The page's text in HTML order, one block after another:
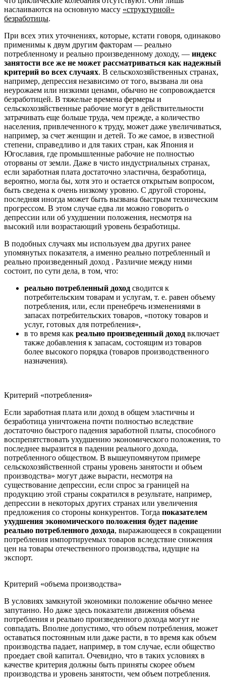
наслаиваются на основную массу «структурной»
безработицы.
При всех этих уточнениях, которые, кстати говоря, одинаково
применимы к двум другим факторам — реально
потребленному и реально произведенному доходу, — индекс
занятости все же не может рассматриваться как надежный
критерий во всех случаях. В сельскохозяйственных странах,
например, депрессия независимо от того, вызвана ли она
неурожаем или низкими ценами, обычно не сопровождается
безработицей. В тяжелые времена фермеры и
сельскохозяйственные рабочие могут в действительности
затрачивать еще больше труда, чем прежде, а количество
населения, привлеченного к труду, может даже увеличиваться,
например, за счет женщин и детей. То же самое, в известной
степени, справедливо и для таких стран, как Япония и
Югославия, где промышленные рабочие не полностью
оторваны от земли. Даже в чисто индустриальных странах,
если заработная плата достаточно эластична, безработица,
вероятно, могла бы, хотя это и остается открытым вопросом,
быть сведена к очень низкому уровню. С другой стороны,
последняя иногда может быть вызвана быстрым техническим
прогрессом. В этом случае едва ли можно говорить о
депрессии или об ухудшении положения, несмотря на
высокий или возрастающий уровень безработицы.
В подобных случаях мы используем два других ранее
упомянутых показателя, а именно реально потребленный и
реально произведенный доход . Различие между ними
состоит, по сути дела, в том, что:
реально потребленный доход сводится к
потребительским товарам и услугам, т. е. равен объему
потребления, или, если пренебречь изменениями в
запасах потребительских товаров, «потоку товаров и
услуг, готовых для потребления»,
в то время как реально произведенный доход включает
также добавления к запасам, состоящим из товаров
более высокого порядка (товаров производственного
назначения).
Критерий «потребления»
Если заработная плата или доход в общем эластичны и
безработица уничтожена почти полностью вследствие
достаточно быстрого падения заработной платы, способного
воспрепятствовать ухудшению экономического положения, то
последнее выразится в падении реального дохода,
потребленного обществом. В вышеупомянутом примере
сельскохозяйственной страны уровень занятости и объем
производства» могут даже вырасти, несмотря на
существование депрессии, если спрос за границей на
продукцию этой страны сократился в результате, например,
депрессии в некоторых других странах или увеличения
предложения со стороны конкурентов. Тогда показателем
ухудшения экономического положения будет падение
реально потребленного дохода, выражающееся в сокращении
потребления импортируемых товаров вследствие снижения
цен на товары отечественного производства, идущие на
экспорт.
Критерий «объема производства»
В условиях замкнутой экономики положение обычно менее
запутанно. Но даже здесь показатели движения объема
потребления и реально произведенного дохода могут не
совпадать. Вполне допустимо, что объем потребления, может
оставаться постоянным или даже расти, в то время как объем
производства падает, например, в том случае, если общество
проедает свой капитал. Очевидно, что в таких условиях в
качестве критерия должны быть приняты скорее объем
производства и уровень занятости, чем объем потребления.